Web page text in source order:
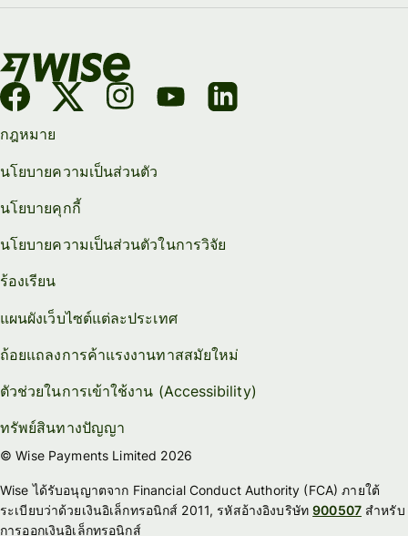
กฎหมาย
นโยบายความเป็นส่วนตัว
นโยบายคุกกี้
นโยบายความเป็นส่วนตัวในการวิจัย
ร้องเรียน
แผนผังเว็บไซต์แต่ละประเทศ
ถ้อยแถลงการค้าแรงงานทาสสมัยใหม่
ตัวช่วยในการเข้าใช้งาน (Accessibility)
ทรัพย์สินทางปัญญา
© Wise Payments Limited 2026
Wise ได้รับอนุญาตจาก Financial Conduct Authority (FCA) ภายใต้
ระเบียบว่าด้วยเงินอิเล็กทรอนิกส์ 2011, รหัสอ้างอิงบริษัท900507 สำหรับ
การออกเงินอิเล็กทรอนิกส์